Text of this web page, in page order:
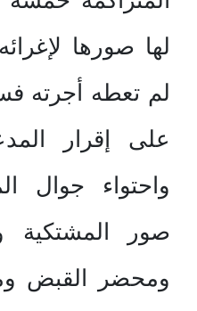
لها صورها
لم تعطه أجرته
على إقرار
واحتواء جوال
صور المشتكية
ومحضر القبض